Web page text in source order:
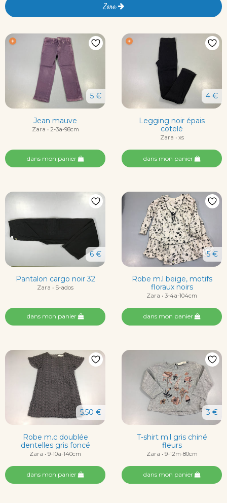
Zara
5 €
Jean mauve
Zara • 2-3a-98cm
dans mon panier
4 €
Legging noir épais
cotelé
Zara • xs
dans mon panier
6 €
Pantalon cargo noir 32
Zara • S-ados
dans mon panier
5 €
Robe m.l beige, motifs
floraux noirs
Zara • 3-4a-104cm
dans mon panier
5.50 €
Robe m.c doublée
dentelles gris foncé
Zara • 9-10a-140cm
dans mon panier
3 €
T-shirt m.l gris chiné
fleurs
Zara • 9-12m-80cm
dans mon panier